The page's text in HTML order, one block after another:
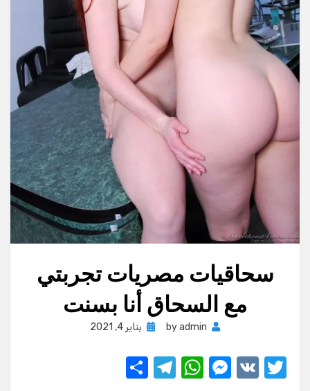
سحاقيات مصريات تجربتي
مع السحاق أنا بسنت
byadmin
Posted
يناير 4, 2021
T
V
M
W
T